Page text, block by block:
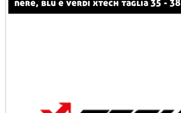
nere, blu e verdi xtech taglia 35 - 38